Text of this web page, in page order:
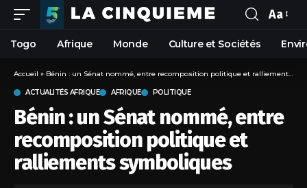
Aa
Togo Afrique Monde Culture et Sociétés
Accueil » Bénin : un Sénat nommé, entre recomposition politique et ralliements symboliques
ACTUALITÉS AFRIQUE AFRIQUE POLITIQUE
Bénin : un Sénat nommé, entre
recomposition politique et
ralliements symboliques